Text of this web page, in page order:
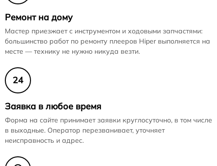
Ремонт на дому
Мастер приезжает с инструментом и ходовыми запчастями:
большинство работ по ремонту плееров Hiper выполняется на
месте — технику не нужно никуда везти.
24
Заявка в любое время
Форма на сайте принимает заявки круглосуточно, в том числе
в выходные. Оператор перезванивает, уточняет
неисправность и адрес.